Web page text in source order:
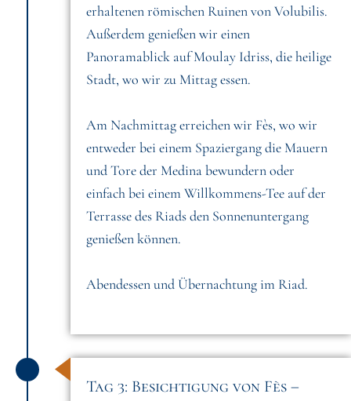
erhaltenen römischen Ruinen von Volubilis.
Außerdem genießen wir einen
Panoramablick auf Moulay Idriss, die heilige
Stadt, wo wir zu Mittag essen.
Am Nachmittag erreichen wir Fès, wo wir
entweder bei einem Spaziergang die Mauern
und Tore der Medina bewundern oder
einfach bei einem Willkommens-Tee auf der
Terrasse des Riads den Sonnenuntergang
genießen können.
Abendessen und Übernachtung im Riad.
Tag 3: Besichtigung von Fès –